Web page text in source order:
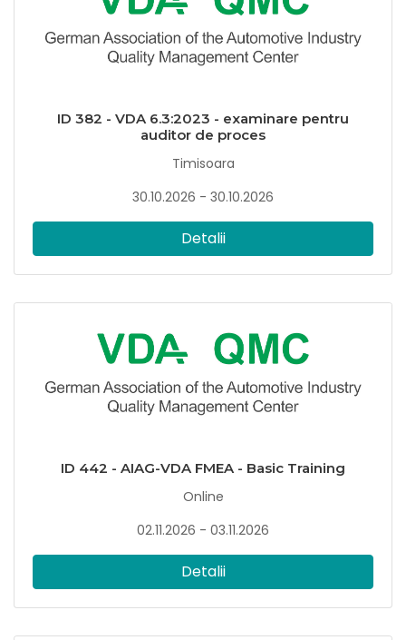
ID 382 - VDA 6.3:2023 - examinare pentru
auditor de proces
Timisoara
30.10.2026 - 30.10.2026
Detalii
ID 442 - AIAG-VDA FMEA - Basic Training
Online
02.11.2026 - 03.11.2026
Detalii